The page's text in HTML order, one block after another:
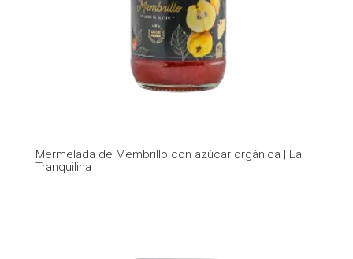
Mermelada de Membrillo con azúcar orgánica | La
Tranquilina